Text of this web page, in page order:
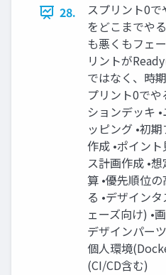
28.
スプリント0で
をどこまでや
も悪くもフェ
リントが
ではなく、時
プリント0で
ションデッキ
ッピング •初
作成 •ポイン
ス計画作成 •
算 •優先順位
る •デザイン
ェーズ向け) •
デザインパー
個人環境
(CI/CD含む)